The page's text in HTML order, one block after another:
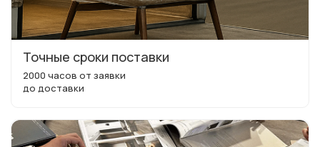
Точные сроки поставки
2000 часов от заявки
до доставки